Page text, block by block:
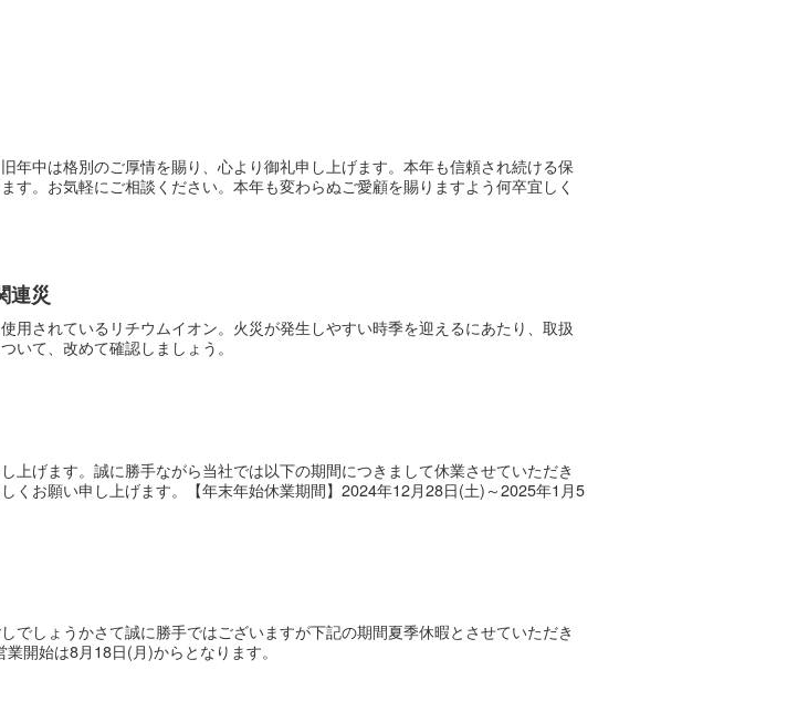
年中は格別のご厚情を賜り、心より御礼申し上げます。本年も信頼され続ける保
す。お気軽にご相談ください。本年も変わらぬご愛顧を賜りますよう何卒宜しく
連災
用されているリチウムイオン。火災が発生しやすい時季を迎えるにあたり、取扱
いて、改めて確認しましょう。
上げます。誠に勝手ながら当社では以下の期間につきまして休業させていただき
くお願い申し上げます。【年末年始休業期間】2024年12月28日(土)～2025年1月5
でしょうかさて誠に勝手ではございますが下記の期間夏季休暇とさせていただき
開始は8月18日(月)からとなります。